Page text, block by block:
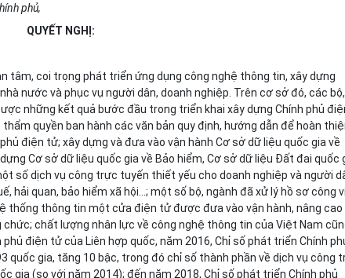
phủ,
QUYẾT NGHỊ:
tâm, coi trọng phát triển ứng dụng công nghệ thông tin, xây dựng
nước và phục vụ người dân, doanh nghiệp. Trên cơ sở đó, các bộ,
những kết quả bước đầu trong triển khai xây dựng Chính phủ
quyền ban hành các văn bản quy định, hướng dẫn để hoàn
điện tử; xây dựng và đưa vào vận hành Cơ sở dữ liệu quốc gia về
Cơ sở dữ liệu quốc gia về Bảo hiểm, Cơ sở dữ liệu Đất đai quốc
số dịch vụ công trực tuyến thiết yếu cho doanh nghiệp và người
hải quan, bảo hiểm xã hội...; một số bộ, ngành đã xử lý hồ sơ công
thống thông tin một cửa điện tử được đưa vào vận hành, nâng cao
chất lượng nhân lực về công nghệ thông tin của Việt Nam
phủ điện tử của Liên hợp quốc, năm 2016, Chỉ số phát triển Chính
quốc gia, tăng 10 bậc, trong đó chỉ số thành phần về dịch vụ công
gia (so với năm 2014); đến năm 2018, Chỉ số phát triển Chính phủ